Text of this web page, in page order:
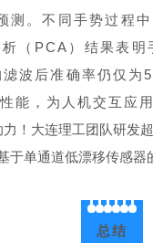
。不同手势过程
（PCA）结果表
波后准确率仍仅
能，为人机交互应
于单通道低漂移传感器
总结